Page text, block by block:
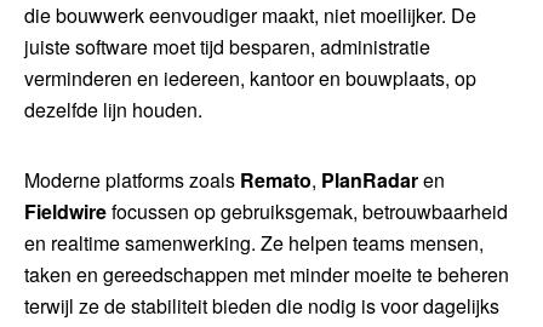
die bouwwerk eenvoudiger maakt, niet moeilijker. De
juiste software moet tijd besparen, administratie
verminderen en iedereen, kantoor en bouwplaats, op
dezelfde lijn houden.
Moderne platforms zoals Remato, PlanRadaren
Fieldwirefocussen op gebruiksgemak, betrouwbaarheid
en realtime samenwerking. Ze helpen teams mensen,
taken en gereedschappen met minder moeite te beheren
terwijl ze de stabiliteit bieden die nodig is voor dagelijks